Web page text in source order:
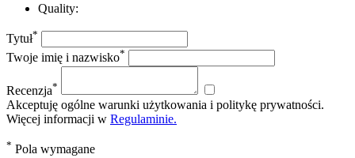
Quality:
Tytuł*
Twoje imię i nazwisko*
Recenzja*
Akceptuję ogólne warunki użytkowania i politykę prywatności.
Więcej informacji w Regulaminie.
* Pola wymagane